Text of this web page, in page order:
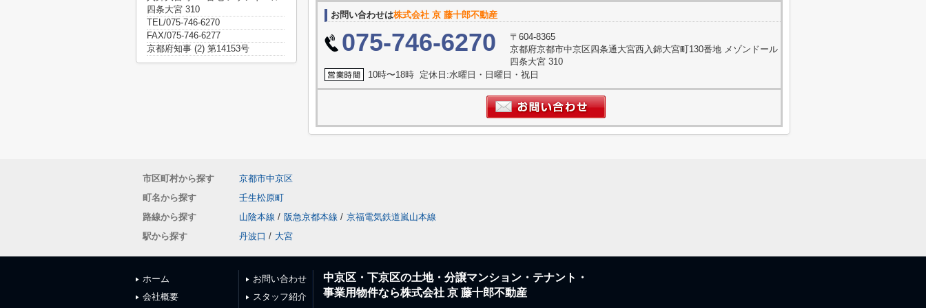
お問い合わせは株式会社 京 藤十郎不動産
075-746-6270
〒604-8365
京都府京都市中京区四条通大宮西入錦大宮町130番地 メゾンドール
四条大宮 310
10時〜18時 定休日:水曜日・日曜日・祝日
四条大宮 310
TEL/075-746-6270
FAX/075-746-6277
京都府知事 (2) 第14153号
市区町村から探す
京都市中京区
町名から探す
壬生松原町
路線から探す
山陰本線 / 阪急京都本線 / 京福電気鉄道嵐山本線
駅から探す
丹波口 / 大宮
ホーム
会社概要
お問い合わせ
スタッフ紹介
中京区・下京区の土地・分譲マンション・テナント・
事業用物件なら株式会社 京 藤十郎不動産